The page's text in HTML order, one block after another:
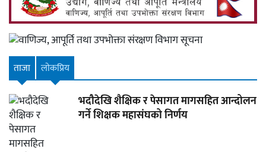
ताजा लाेकप्रिय
भदौदेखि शैक्षिक र पेसागत मागसहित आन्दोलन
गर्ने शिक्षक महासंघको निर्णय